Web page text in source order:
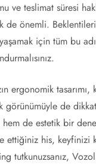
ve teslimat süresi
de önemli.
için tüm bu
ergonomik tasarımı,
görünümüyle de
hem de estetik bir
ettiğiniz his, keyfinizi
tutkunuzsanız,